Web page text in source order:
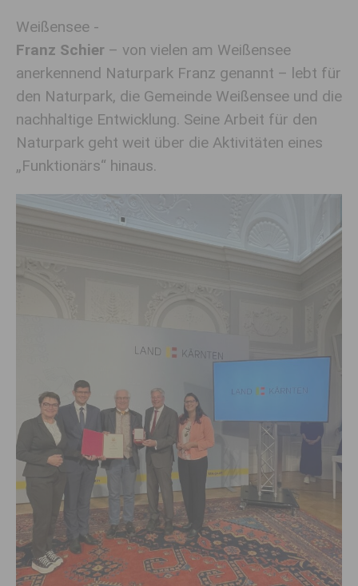
Weißensee -
Franz Schier – von vielen am Weißensee
anerkennend Naturpark Franz genannt – lebt für
den Naturpark, die Gemeinde Weißensee und die
nachhaltige Entwicklung. Seine Arbeit für den
Naturpark geht weit über die Aktivitäten eines
„Funktionärs“ hinaus.